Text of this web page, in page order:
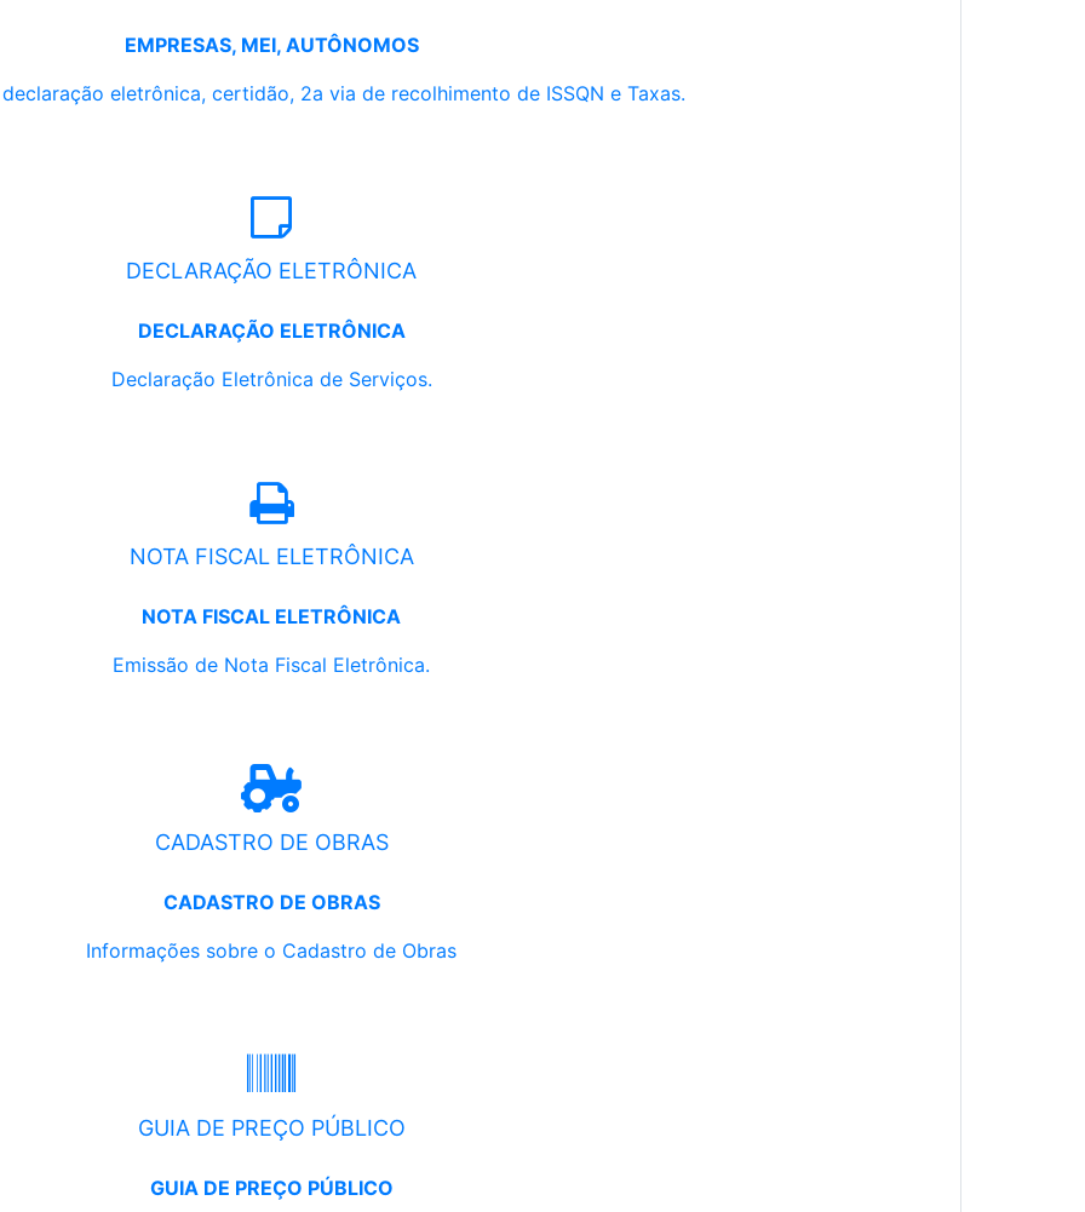
EMPRESAS, MEI, AUTÔNOMOS
eletrônica, certidão, 2a via de recolhimento de ISSQN e Taxas.
DECLARAÇÃO ELETRÔNICA
DECLARAÇÃO ELETRÔNICA
Declaração Eletrônica de Serviços.
NOTA FISCAL ELETRÔNICA
NOTA FISCAL ELETRÔNICA
Emissão de Nota Fiscal Eletrônica.
CADASTRO DE OBRAS
CADASTRO DE OBRAS
Informações sobre o Cadastro de Obras
GUIA DE PREÇO PÚBLICO
GUIA DE PREÇO PÚBLICO